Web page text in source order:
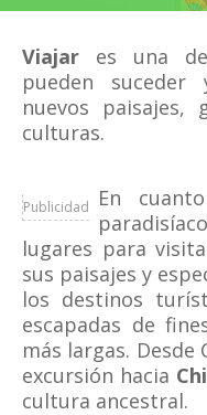
Viajar es una
pueden
nuevos
culturas.
Publicidad
En
lugares para
sus paisajes y
los destinos
escapadas de
más largas.
excursión hacia
cultura ancestral.